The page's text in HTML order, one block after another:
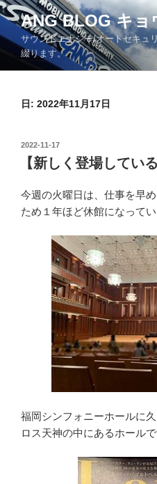
コ
ン
テ
ツ
ANG BLOG キョ
サウンドエナジー/オートセキュ
綴ります。
日: 2022年11月17日
投
稿
日:
2022-11-17
【新しく登場してい
今週の火曜日は、仕事を早
ため１年ほど休館になってい
福岡シンフォニーホールに
ロス天神の中にあるホールで